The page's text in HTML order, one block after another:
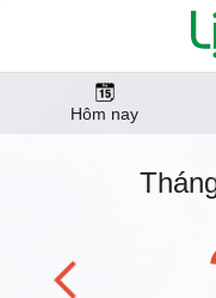
Hôm nay